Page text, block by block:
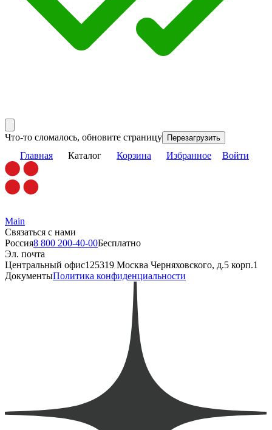
Что-то сломалось, обновите страницу Перезагрузить
Главная Каталог Корзина Избранное Войти
Main
Связаться с нами
Россия8 800 200-40-00Бесплатно
Эл. почта
Центральный офис125319 Москва Черняховского, д.5 корп.1
ДокументыПолитика конфиденциальности